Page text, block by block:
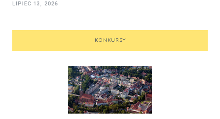
LIPIEC 13, 2026
KONKURSY